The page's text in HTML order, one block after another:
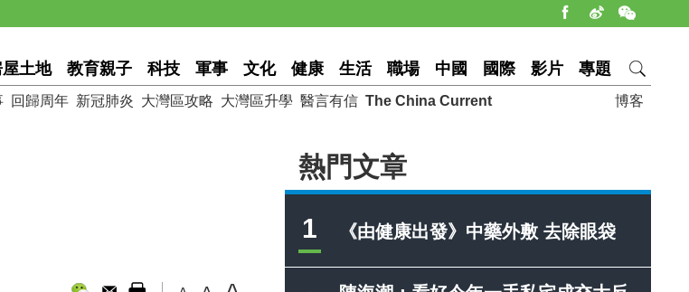
屋土地 教育親子 科技 軍事 文化 健康 生活 職場 中國 國際 影片 專題
博客
回歸周年 新冠肺炎 大灣區攻略 大灣區升學 醫言有信 The China Current
熱門文章
1 《由健康出發》中藥外敷 去除眼袋